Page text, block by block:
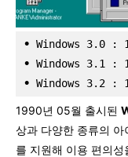
• Windows 3.0 :
• Windows 3.1 :
• Windows 3.2 :
1990년 05월 출시된
상과 다양한 종류의
를 지원해 이용 편의